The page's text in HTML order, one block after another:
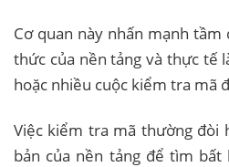
Cơ quan này nhấn mạnh tầm
thức của nền tảng và thực tế
hoặc nhiều cuộc kiểm tra mã
Việc kiểm tra mã thường đòi
bản của nền tảng để tìm bất